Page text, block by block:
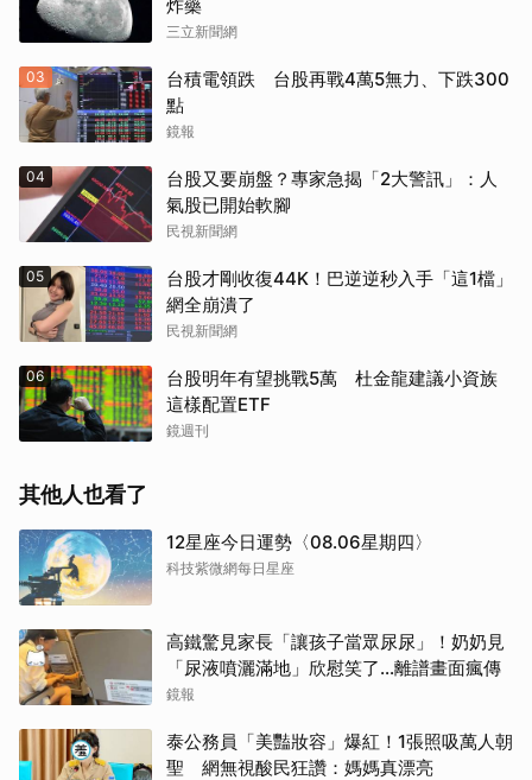
炸藥
三立新聞網
03
台積電領跌 台股再戰4萬5無力、下跌300
點
鏡報
04
台股又要崩盤？專家急揭「2大警訊」：人
氣股已開始軟腳
民視新聞網
05
台股才剛收復44K！巴逆逆秒入手「這1檔」
網全崩潰了
民視新聞網
06
台股明年有望挑戰5萬 杜金龍建議小資族
這樣配置ETF
鏡週刊
其他人也看了
12星座今日運勢〈08.06星期四〉
科技紫微網每日星座
高鐵驚見家長「讓孩子當眾尿尿」！奶奶見
「尿液噴灑滿地」欣慰笑了…離譜畫面瘋傳
鏡報
泰公務員「美豔妝容」爆紅！1張照吸萬人朝
聖 網無視酸民狂讚：媽媽真漂亮